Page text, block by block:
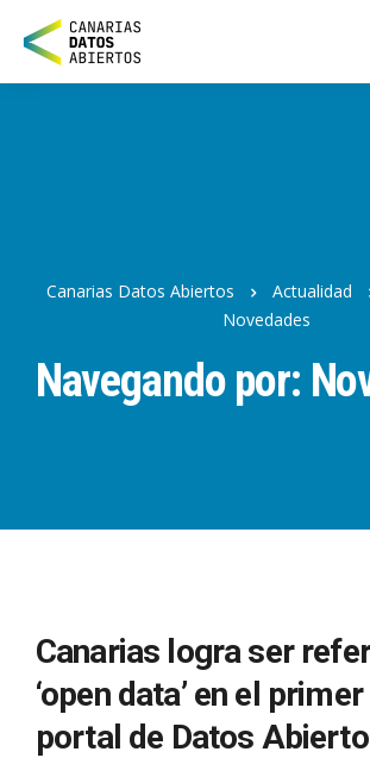
Canarias Datos Abiertos Actualidad
Novedades
Navegando por:
Canarias logra ser
‘open data’ en el
portal de Datos